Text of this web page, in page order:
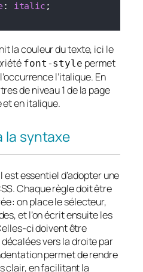
: italic ;
la couleur du texte, ici le
font-style permet
l’italique. En
de niveau 1 de la page
en italique.
la syntaxe
essentiel d’adopter une
Chaque règle doit être
: on place le sélecteur,
et l’on écrit ensuite les
ci doivent être
vers la droite par
permet de rendre
clair, en facilitant la